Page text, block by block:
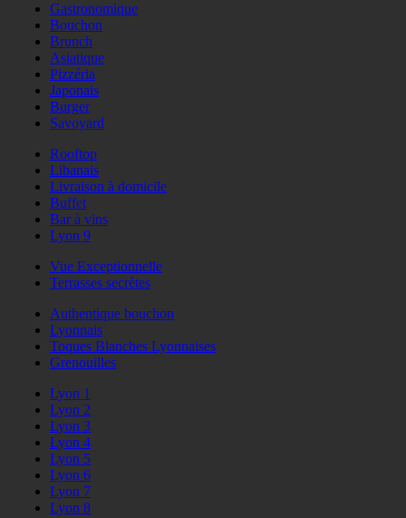
Gastronomique
Bouchon
Brunch
Asiatique
Pizzéria
Japonais
Burger
Savoyard
Rooftop
Libanais
Livraison à domicile
Buffet
Bar à vins
Lyon 9
Vue Exceptionnelle
Terrasses secrètes
Authentique bouchon
Lyonnais
Toques Blanches Lyonnaises
Grenouilles
Lyon 1
Lyon 2
Lyon 3
Lyon 4
Lyon 5
Lyon 6
Lyon 7
Lyon 8